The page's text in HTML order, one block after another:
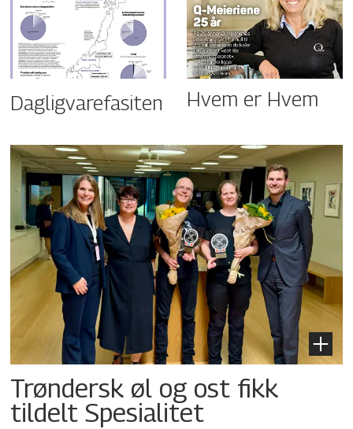
Dagligvarefasiten Hvem er Hvem
Trøndersk øl og ost fikk
tildelt Spesialitet